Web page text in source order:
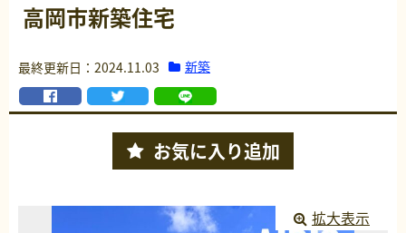
高岡市新築住宅
最終更新日：2024.11.03 新築
お気に入り追加
拡大表示